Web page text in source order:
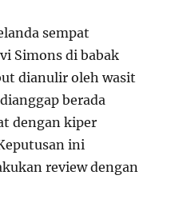
sempat
Simons di babak
dianulir oleh wasit
berada
dengan kiper
ini
review dengan